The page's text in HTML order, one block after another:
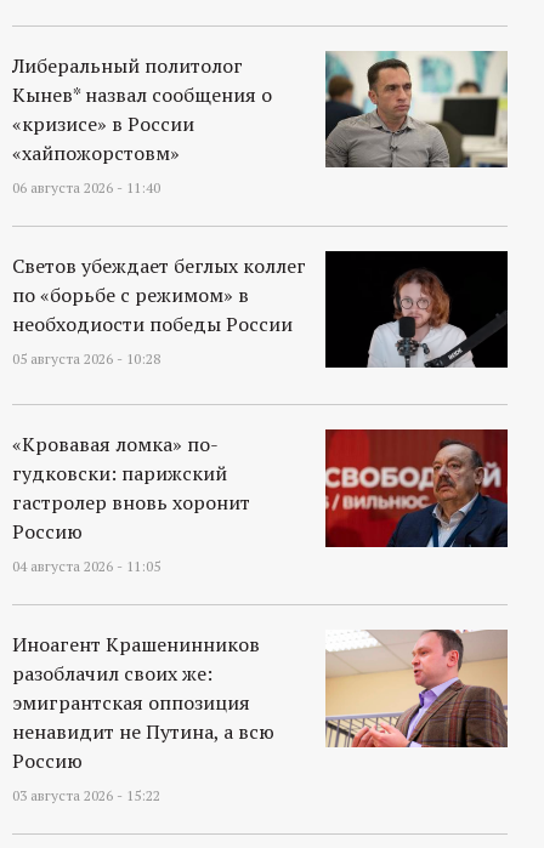
Либеральный политолог
Кынев* назвал сообщения о
«кризисе» в России
«хайпожорстовм»
06 августа 2026 - 11:40
Светов убеждает беглых коллег
по «борьбе с режимом» в
необходиости победы России
05 августа 2026 - 10:28
«Кровавая ломка» по-
гудковски: парижский
гастролер вновь хоронит
Россию
04 августа 2026 - 11:05
Иноагент Крашенинников
разоблачил своих же:
эмигрантская оппозиция
ненавидит не Путина, а всю
Россию
03 августа 2026 - 15:22